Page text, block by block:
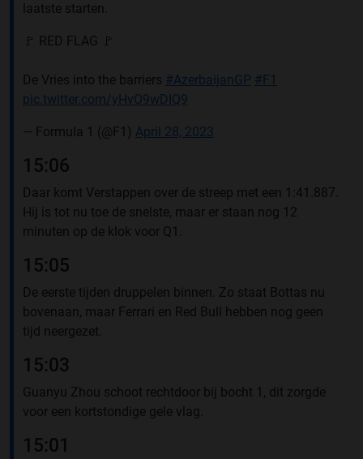
laatste starten.
🚩 RED FLAG 🚩
De Vries into the barriers #AzerbaijanGP #F1
pic.twitter.com/yHvO9wDIQ9
— Formula 1 (@F1) April 28, 2023
15:06
Daar komt Verstappen over de streep met een 1:41.887.
Hij is tot nu toe de snelste, maar er staan nog 12
minuten op de klok voor Q1.
15:05
De eerste tijden druppelen binnen. Zo staat Bottas nu
bovenaan, maar Ferrari en Red Bull hebben nog geen
tijd neergezet.
15:03
Guanyu Zhou schoot rechtdoor bij bocht 1, dit zorgde
voor een kortstondige gele vlag.
15:01